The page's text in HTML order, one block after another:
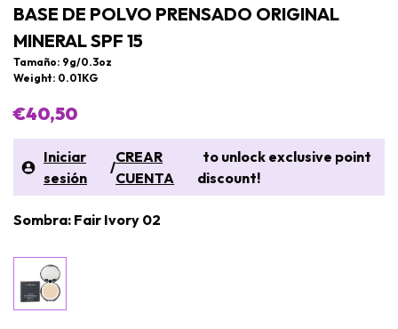
BASE DE POLVO PRENSADO ORIGINAL
MINERAL SPF 15
Tamaño: 9g/0.3oz
Weight: 0.01KG
€40,50
Iniciar
sesión
/
CREAR
CUENTA
to unlock exclusive point
discount!
Sombra: Fair Ivory 02